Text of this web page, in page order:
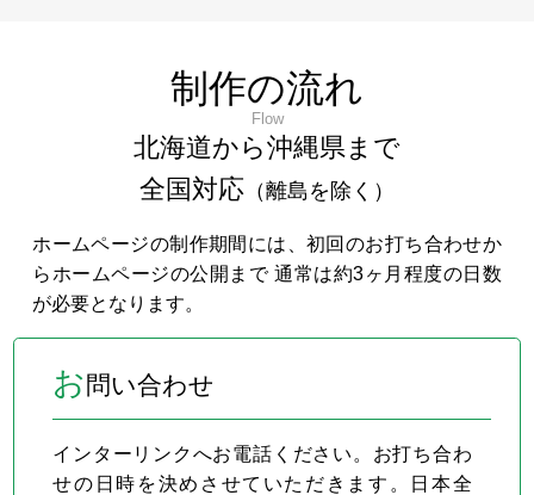
制作の流れ
Flow
北海道から沖縄県まで
全国対応 （離島を除く）
ホームページの制作期間には、初回のお打ち合わせか
らホームページの公開まで 通常は約3ヶ月程度の日数
が必要となります。
お問い合わせ
インターリンクへお電話ください。お打ち合わ
せの日時を決めさせていただきます。日本全